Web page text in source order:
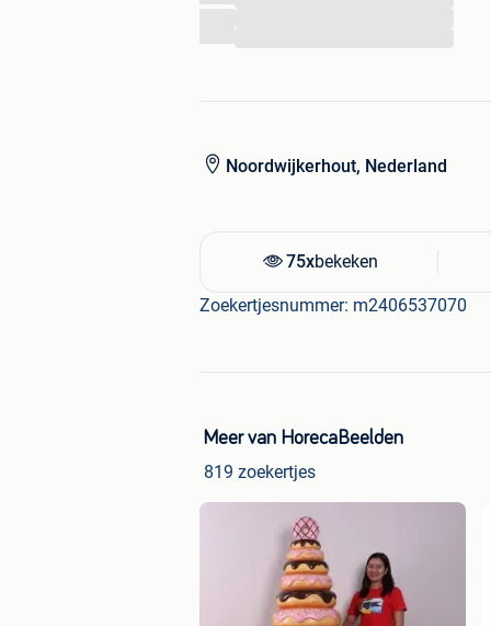
Noordwijkerhout, Nederland
75xbekeken
Zoekertjesnummer: m2406537070
Meer van HorecaBeelden
819 zoekertjes